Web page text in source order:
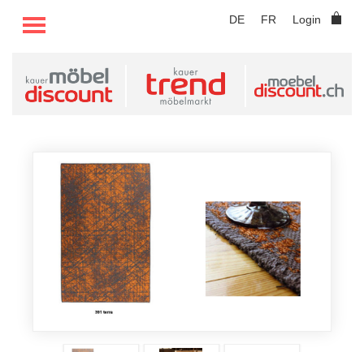
DE FR Login
TOGGLE MENU